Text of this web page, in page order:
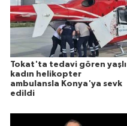
Tokat'ta tedavi gören yaşlı
kadın helikopter
ambulansla Konya'ya sevk
edildi